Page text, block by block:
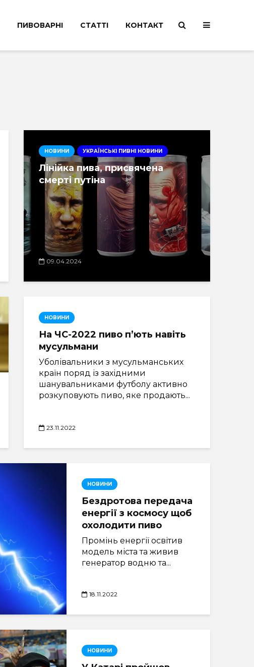
ПИВОВАРНІ СТАТТІ КОНТАКТ
НОВИНИ УКРАЇНСЬКІ ПИВНІ НОВИНИ
Лінійка пива, присвячена
смерті путіна
09.04.2024
НОВИНИ
На ЧС-2022 пиво п’ють навіть
мусульмани
Уболівальники з мусульманських
країн поряд із західними
шанувальниками футболу активно
розкуповують пиво, яке продають...
23.11.2022
НОВИНИ
Бездротова передача
енергії з космосу щоб
охолодити пиво
Промінь енергії освітив
модель міста та живив
генератор водню та...
18.11.2022
НОВИНИ